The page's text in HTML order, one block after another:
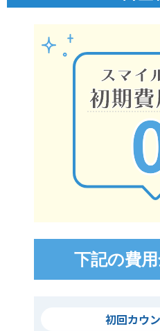
下記の費
初回カウ